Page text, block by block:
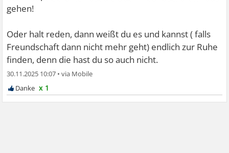
gehen!
Oder halt reden, dann weißt du es und kannst ( falls
Freundschaft dann nicht mehr geht) endlich zur Ruhe
finden, denn die hast du so auch nicht.
30.11.2025 10:07 •
x 1